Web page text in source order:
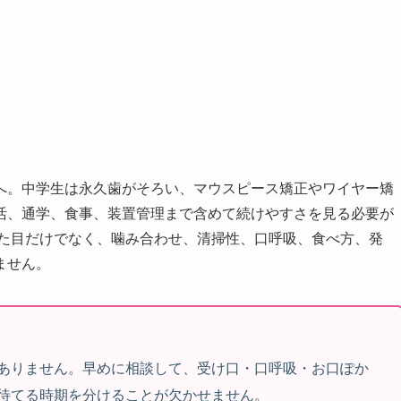
中学生は永久歯がそろい、マウスピース矯正やワイヤー矯
通学、食事、装置管理まで含めて続けやすさを見る必要が
目だけでなく、噛み合わせ、清掃性、口呼吸、食べ方、発
ん。
りません。早めに相談して、受け口・口呼吸・お口ぽか
る時期を分けることが欠かせません。